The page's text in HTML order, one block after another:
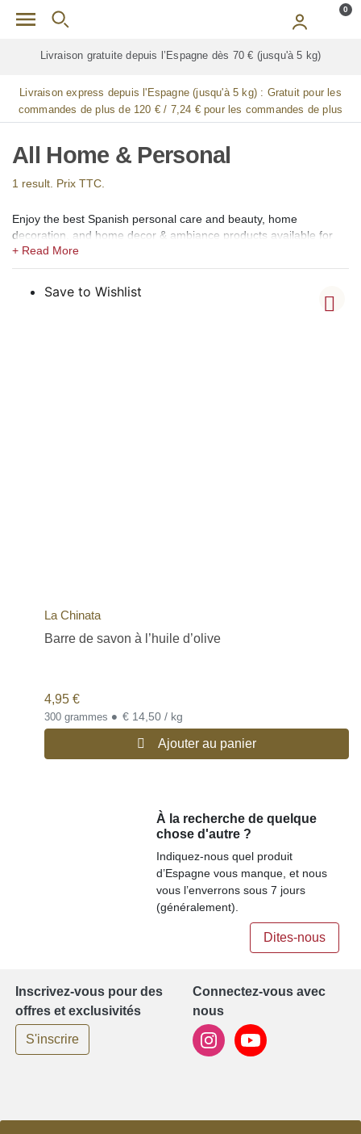
Skip to main content 0
Livraison gratuite depuis l’Espagne dès 70 € (jusqu'à 5 kg)
Livraison express depuis l'Espagne (jusqu'à 5 kg) : Gratuit pour les
commandes de plus de 120 € / 7,24 € pour les commandes de plus
de 90 € / 14,48 € pour les commandes de plus de 60 € / 21,72 € pour
les commandes de plus de 30 €
All Home & Personal
1 result. Prix TTC.
Enjoy the best Spanish personal care and beauty, home
decoration, and home decor & ambiance products available for
online shopping in our gourmet shop for France and Monaco.
In our shops, we offer a selection of some of the best Spanish
body creams, body oils, beauty oils, lotions, shampoos, hair
conditioners, hair treatments, soaps, lip moisturizers, skin care
Save to Wishlist
La Chinata
Barre de savon à l’huile d’olive
4,95 €
300 grammes • € 14,50 / kg
Ajouter au panier
À la recherche de quelque
chose d'autre ?
Indiquez-nous quel produit
d’Espagne vous manque, et nous
vous l’enverrons sous 7 jours
(généralement).
Dites-nous
Inscrivez-vous pour des
offres et exclusivités
S'inscrire
Connectez-vous avec
nous